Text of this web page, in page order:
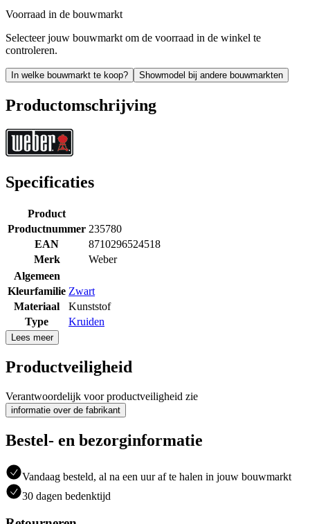
Voorraad in de bouwmarkt
Selecteer jouw bouwmarkt om de voorraad in de winkel te
controleren.
In welke bouwmarkt te koop? Showmodel bij andere bouwmarkten
Productomschrijving
Specificaties
Product
Productnummer 235780
EAN
8710296524518
Merk
Weber
Algemeen
Kleurfamilie Zwart
Materiaal
Kunststof
Type
Kruiden
Lees meer
Productveiligheid
Verantwoordelijk voor productveiligheid zie
informatie over de fabrikant
Bestel- en bezorginformatie
Vandaag besteld, al na een uur af te halen in jouw bouwmarkt
30 dagen bedenktijd